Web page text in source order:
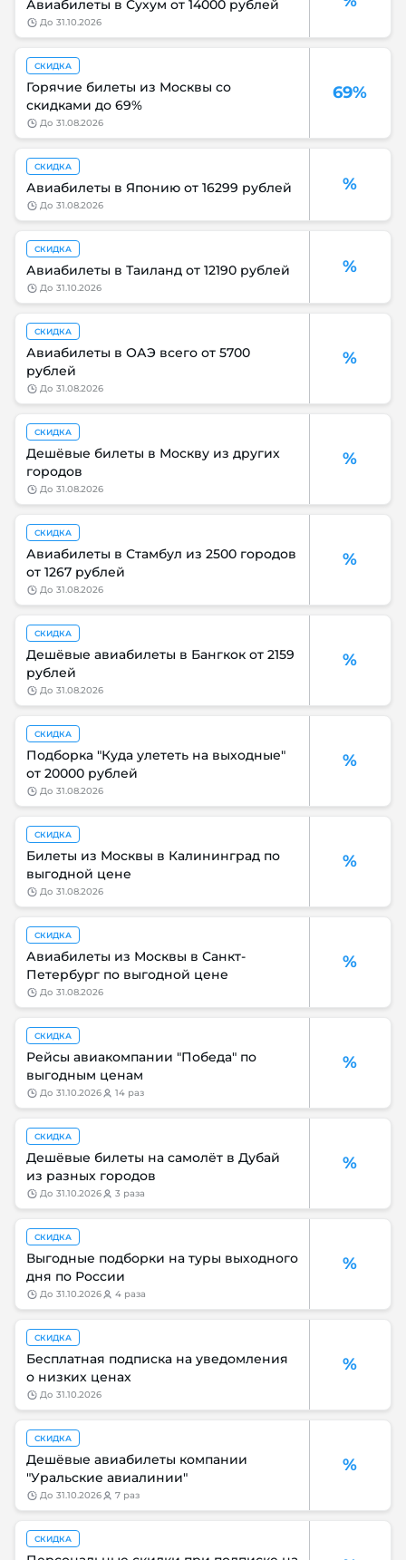
Авиабилеты в Сухум от 14000 рублей
до 31.10.2026
69%
СКИДКА
Горячие билеты из Москвы со
скидками до 69%
до 31.08.2026
%
СКИДКА
Авиабилеты в Японию от 16299 рублей
до 31.08.2026
%
СКИДКА
Авиабилеты в Таиланд от 12190 рублей
до 31.10.2026
%
СКИДКА
Авиабилеты в ОАЭ всего от 5700
рублей
до 31.08.2026
%
СКИДКА
Дешёвые билеты в Москву из других
городов
до 31.08.2026
%
СКИДКА
Авиабилеты в Стамбул из 2500 городов
от 1267 рублей
до 31.08.2026
%
СКИДКА
Дешёвые авиабилеты в Бангкок от 2159
рублей
до 31.08.2026
%
СКИДКА
Подборка "Куда улететь на выходные"
от 20000 рублей
до 31.08.2026
%
СКИДКА
Билеты из Москвы в Калининград по
выгодной цене
до 31.08.2026
%
СКИДКА
Авиабилеты из Москвы в Санкт-
Петербург по выгодной цене
до 31.08.2026
%
СКИДКА
Рейсы авиакомпании "Победа" по
выгодным ценам
до 31.10.2026 14 раз
%
СКИДКА
Дешёвые билеты на самолёт в Дубай
из разных городов
до 31.10.2026 3 раза
%
СКИДКА
Выгодные подборки на туры выходного
дня по России
до 31.10.2026 4 раза
%
СКИДКА
Бесплатная подписка на уведомления
о низких ценах
до 31.10.2026
%
СКИДКА
Дешёвые авиабилеты компании
"Уральские авиалинии"
до 31.10.2026 7 раз
СКИДКА